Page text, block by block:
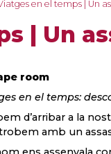
en el temps | Un
| Un
room
en el temps:
d’arribar a la
amb un